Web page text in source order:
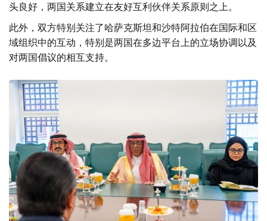
头良好，两国关系建立在友好互利伙伴关系原则之上。
此外，双方特别关注了哈萨克斯坦和沙特阿拉伯在国际和区
域组织中的互动，特别是两国在多边平台上的立场协调以及
对两国倡议的相互支持。